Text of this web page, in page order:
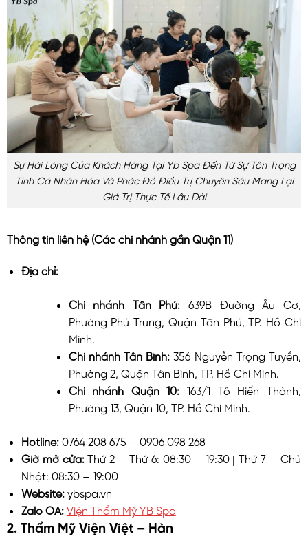
Sự Hài Lòng Của Khách Hàng Tại Yb Spa Đến Từ Sự Tôn Trọng
Tính Cá Nhân Hóa Và Phác Đồ Điều Trị Chuyên Sâu Mang Lại
Giá Trị Thực Tế Lâu Dài
Thông tin liên hệ (Các chi nhánh gần Quận 11)
Địa chỉ:
Chi nhánh Tân Phú:639B Đường Âu Cơ,
Phường Phú Trung, Quận Tân Phú, TP. Hồ Chí
Minh.
Chi nhánh Tân Bình: 356 Nguyễn Trọng Tuyển,
Phường 2, Quận Tân Bình, TP. Hồ Chí Minh.
Chi nhánh Quận 10:163/1 Tô Hiến Thành,
Phường 13, Quận 10, TP. Hồ Chí Minh.
Hotline: 0764 208 675 – 0906 098 268
Giờ mở cửa:Thứ 2 – Thứ 6: 08:30 – 19:30 | Thứ 7 – Chủ
Nhật: 08:30 – 19:00
Website:ybspa.vn
Zalo OA: Viện Thẩm Mỹ YB Spa
2. Thẩm Mỹ Viện Việt – Hàn